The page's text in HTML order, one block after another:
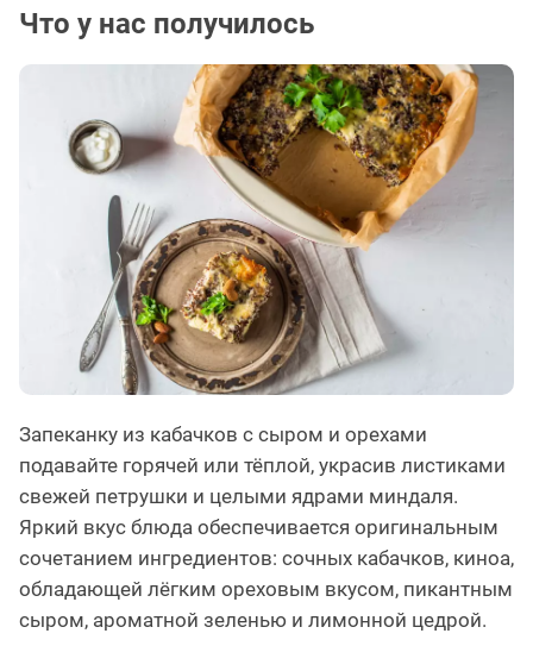
Что у нас получилось
Запеканку из кабачков с сыром и орехами
подавайте горячей или тёплой, украсив листиками
свежей петрушки и целыми ядрами миндаля.
Яркий вкус блюда обеспечивается оригинальным
сочетанием ингредиентов: сочных кабачков, киноа,
обладающей лёгким ореховым вкусом, пикантным
сыром, ароматной зеленью и лимонной цедрой.